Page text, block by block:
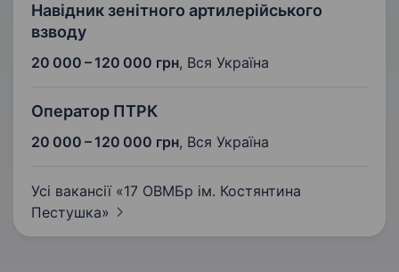
Навідник зенітного артилерійського
взводу
20 000 – 120 000 грн, Вся Україна
Оператор ПТРК
20 000 – 120 000 грн, Вся Україна
Усі вакансії «17 ОВМБр ім. Костянтина
Пестушка»